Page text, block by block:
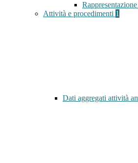
Attività e procedimenti 1
Dati aggregati attività